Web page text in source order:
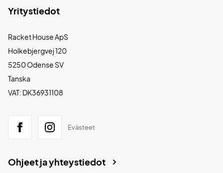
Yritystiedot
Racket House ApS
Holkebjergvej 120
5250 Odense SV
Tanska
VAT: DK36931108
Evästeet
Ohjeet ja yhteystiedot